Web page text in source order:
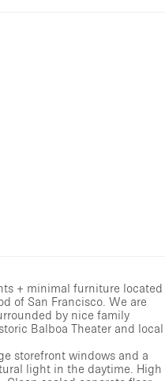
+ minimal furniture located
of San Francisco. We are
by nice family
Balboa Theater and local
storefront windows and a
light in the daytime. High